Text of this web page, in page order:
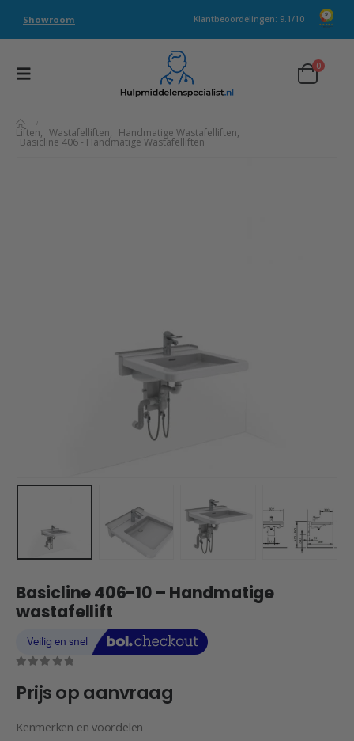
Showroom Klantbeoordelingen: 9.1/10
0
Liften, Wastafelliften, Handmatige Wastafelliften,
Basicline 406 - Handmatige Wastafelliften
Basicline 406-10 – Handmatige
wastafellift
Prijs op aanvraag
Kenmerken en voordelen